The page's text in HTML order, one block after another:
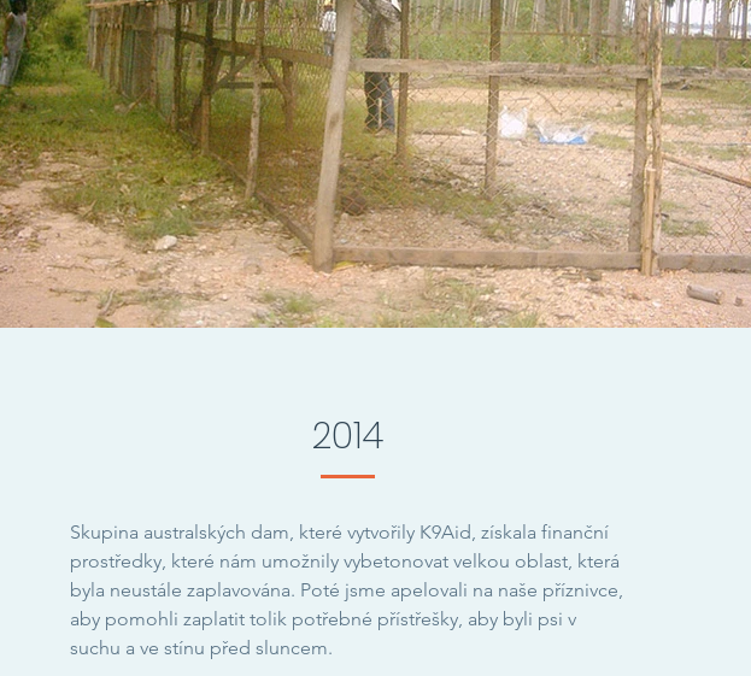
2014
Skupina australských dam, které vytvořily K9Aid, získala finanční
prostředky, které nám umožnily vybetonovat velkou oblast, která
byla neustále zaplavována. Poté jsme apelovali na naše příznivce,
aby pomohli zaplatit tolik potřebné přístřešky, aby byli psi v
suchu a ve stínu před sluncem.